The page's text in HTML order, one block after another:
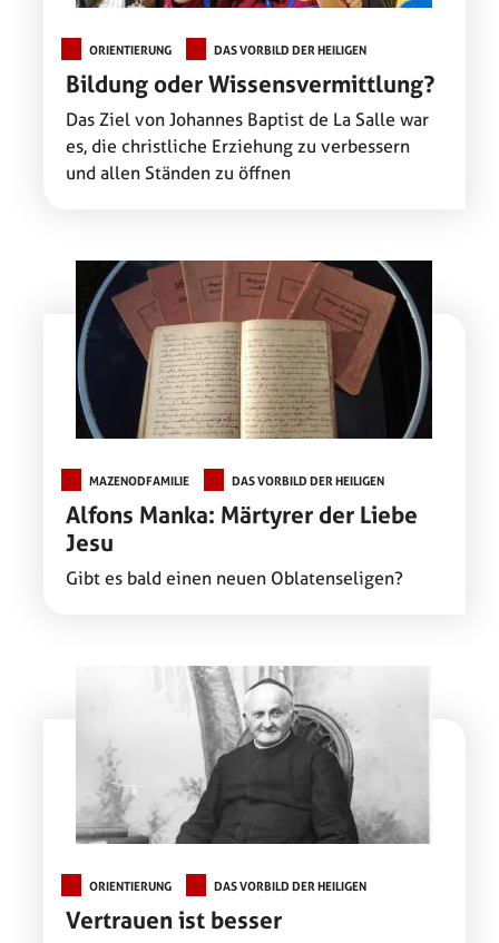
ORIENTIERUNG DAS VORBILD DER HEILIGEN
Bildung oder Wissensvermittlung?
Das Ziel von Johannes Baptist de La Salle war
es, die christliche Erziehung zu verbessern
und allen Ständen zu öffnen
MAZENODFAMILIE DAS VORBILD DER HEILIGEN
Alfons Manka: Märtyrer der Liebe
Jesu
Gibt es bald einen neuen Oblatenseligen?
ORIENTIERUNG DAS VORBILD DER HEILIGEN
Vertrauen ist besser